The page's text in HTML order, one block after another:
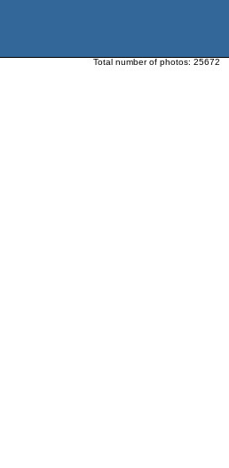
Total number of photos: 25672